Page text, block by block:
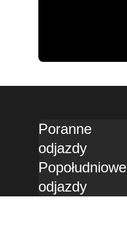
Poranne
odjazdy
Popołudniowe
odjazdy